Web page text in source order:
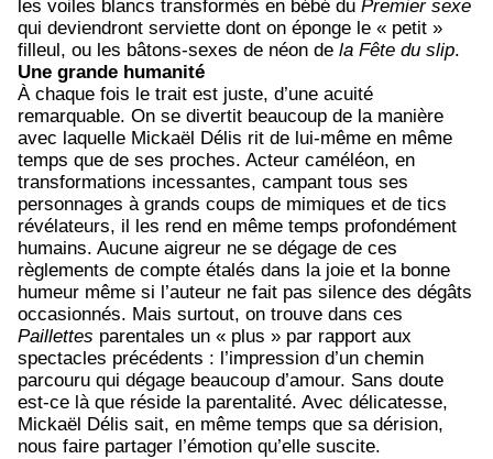
les voiles blancs transformés en bébé du Premier sexe
qui deviendront serviette dont on éponge le « petit »
filleul, ou les bâtons-sexes de néon de la Fête du slip.
Une grande humanité
À chaque fois le trait est juste, d’une acuité
remarquable. On se divertit beaucoup de la manière
avec laquelle Mickaël Délis rit de lui-même en même
temps que de ses proches. Acteur caméléon, en
transformations incessantes, campant tous ses
personnages à grands coups de mimiques et de tics
révélateurs, il les rend en même temps profondément
humains. Aucune aigreur ne se dégage de ces
règlements de compte étalés dans la joie et la bonne
humeur même si l’auteur ne fait pas silence des dégâts
occasionnés. Mais surtout, on trouve dans ces
Paillettes parentales un « plus » par rapport aux
spectacles précédents : l’impression d’un chemin
parcouru qui dégage beaucoup d’amour. Sans doute
est-ce là que réside la parentalité. Avec délicatesse,
Mickaël Délis sait, en même temps que sa dérision,
nous faire partager l’émotion qu’elle suscite.